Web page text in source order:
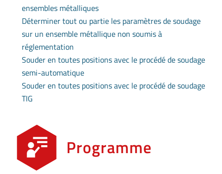
ensembles métalliques
Déterminer tout ou partie les paramètres de soudage
sur un ensemble métallique non soumis à
réglementation
Souder en toutes positions avec le procédé de soudage
semi-automatique
Souder en toutes positions avec le procédé de soudage
TIG
Programme